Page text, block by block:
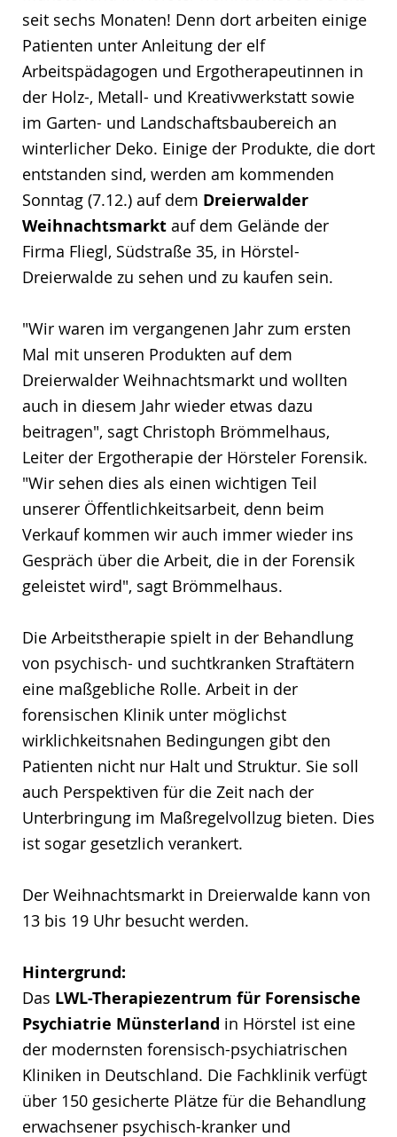
seit sechs Monaten! Denn dort arbeiten einige
Patienten unter Anleitung der elf
Arbeitspädagogen und Ergotherapeutinnen in
der Holz-, Metall- und Kreativwerkstatt sowie
im Garten- und Landschaftsbaubereich an
winterlicher Deko. Einige der Produkte, die dort
entstanden sind, werden am kommenden
Sonntag (7.12.) auf dem Dreierwalder
Weihnachtsmarkt auf dem Gelände der
Firma Fliegl, Südstraße 35, in Hörstel-
Dreierwalde zu sehen und zu kaufen sein.
"Wir waren im vergangenen Jahr zum ersten
Mal mit unseren Produkten auf dem
Dreierwalder Weihnachtsmarkt und wollten
auch in diesem Jahr wieder etwas dazu
beitragen", sagt Christoph Brömmelhaus,
Leiter der Ergotherapie der Hörsteler Forensik.
"Wir sehen dies als einen wichtigen Teil
unserer Öffentlichkeitsarbeit, denn beim
Verkauf kommen wir auch immer wieder ins
Gespräch über die Arbeit, die in der Forensik
geleistet wird", sagt Brömmelhaus.
Die Arbeitstherapie spielt in der Behandlung
von psychisch- und suchtkranken Straftätern
eine maßgebliche Rolle. Arbeit in der
forensischen Klinik unter möglichst
wirklichkeitsnahen Bedingungen gibt den
Patienten nicht nur Halt und Struktur. Sie soll
auch Perspektiven für die Zeit nach der
Unterbringung im Maßregelvollzug bieten. Dies
ist sogar gesetzlich verankert.
Der Weihnachtsmarkt in Dreierwalde kann von
13 bis 19 Uhr besucht werden.
Hintergrund:
Das LWL-Therapiezentrum für Forensische
Psychiatrie Münsterland in Hörstel ist eine
der modernsten forensisch-psychiatrischen
Kliniken in Deutschland. Die Fachklinik verfügt
über 150 gesicherte Plätze für die Behandlung
erwachsener psychisch-kranker und